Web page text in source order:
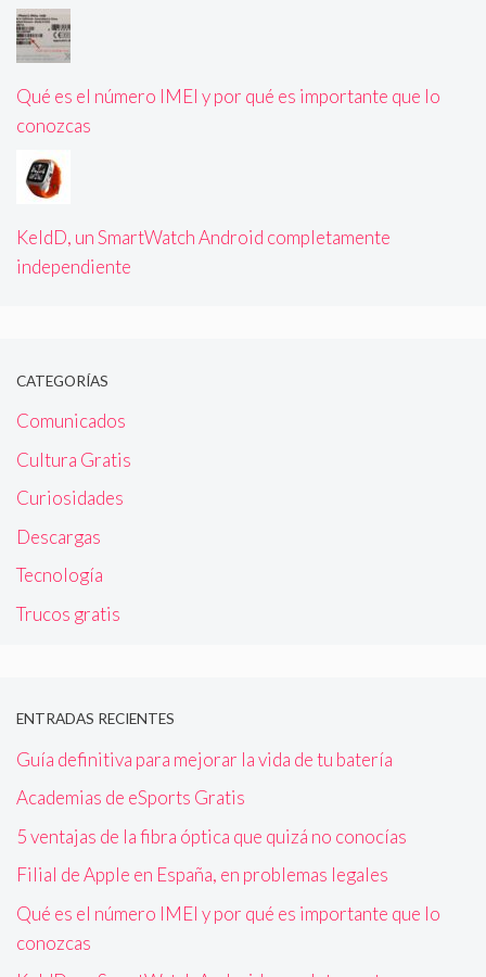
Qué es el número IMEI y por qué es importante que lo
conozcas
KeldD, un SmartWatch Android completamente
independiente
CATEGORÍAS
Comunicados
Cultura Gratis
Curiosidades
Descargas
Tecnología
Trucos gratis
ENTRADAS RECIENTES
Guía definitiva para mejorar la vida de tu batería
Academias de eSports Gratis
5 ventajas de la fibra óptica que quizá no conocías
Filial de Apple en España, en problemas legales
Qué es el número IMEI y por qué es importante que lo
conozcas